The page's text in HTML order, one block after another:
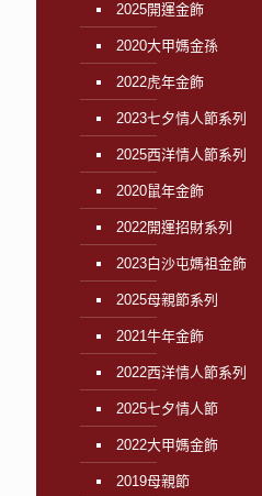
2025開運金飾
2020大甲媽金孫
2022虎年金飾
2023七夕情人節系列
2025西洋情人節系列
2020鼠年金飾
2022開運招財系列
2023白沙屯媽祖金飾
2025母親節系列
2021牛年金飾
2022西洋情人節系列
2025七夕情人節
2022大甲媽金飾
2019母親節